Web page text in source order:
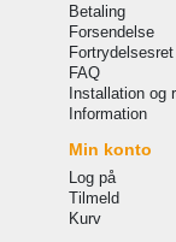
Betaling
Forsendelse
Fortrydelsesret
FAQ
Installation og
Information
Min konto
Log på
Tilmeld
Kurv